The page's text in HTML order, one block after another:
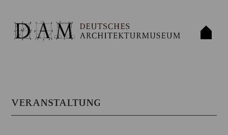
VERANSTALTUNG